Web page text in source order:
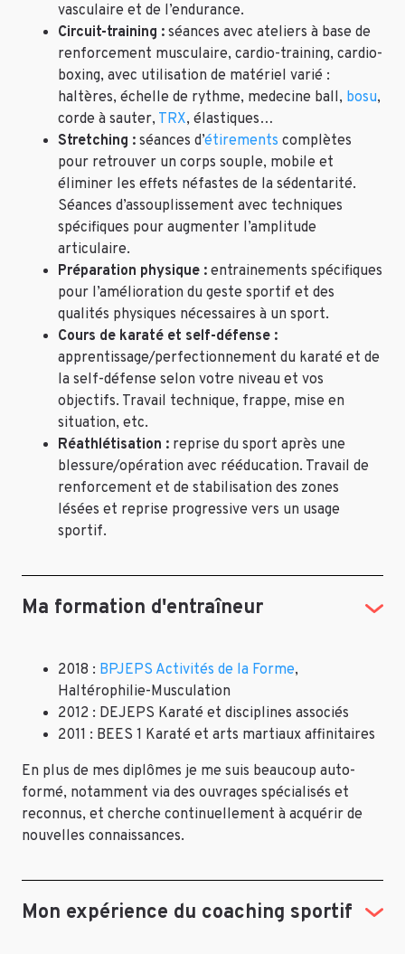
vasculaire et de l’endurance.
Circuit-training : séances avec ateliers à base de
renforcement musculaire, cardio-training, cardio-
boxing, avec utilisation de matériel varié :
haltères, échelle de rythme, medecine ball, bosu,
corde à sauter, TRX, élastiques…
Stretching : séances d’étirements complètes
pour retrouver un corps souple, mobile et
éliminer les effets néfastes de la sédentarité.
Séances d’assouplissement avec techniques
spécifiques pour augmenter l’amplitude
articulaire.
Préparation physique : entrainements spécifiques
pour l’amélioration du geste sportif et des
qualités physiques nécessaires à un sport.
Cours de karaté et self-défense :
apprentissage/perfectionnement du karaté et de
la self-défense selon votre niveau et vos
objectifs. Travail technique, frappe, mise en
situation, etc.
Réathlétisation : reprise du sport après une
blessure/opération avec rééducation. Travail de
renforcement et de stabilisation des zones
lésées et reprise progressive vers un usage
sportif.
Ma formation d'entraîneur
2018 : BPJEPS Activités de la Forme,
Haltérophilie-Musculation
2012 : DEJEPS Karaté et disciplines associés
2011 : BEES 1 Karaté et arts martiaux affinitaires
En plus de mes diplômes je me suis beaucoup auto-
formé, notamment via des ouvrages spécialisés et
reconnus, et cherche continuellement à acquérir de
nouvelles connaissances.
Mon expérience du coaching sportif